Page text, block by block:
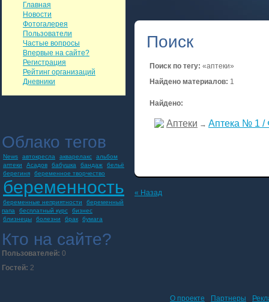
Главная
Новости
Фотогалерея
Пользователи
Частые вопросы
Впервые на сайте?
Регистрация
Рейтинг организаций
Дневники
Облако тегов
News автокресла акварелакс
альбом
аптеки
Асадов бабушка бандаж
бельё
берегиня
беременное творчество
беременность
беременные неприятности
беременный
папа
бесплатный курс
бизнес
близнецы
болезни брак бумага
Кто на сайте?
Пользователей: 0
Гостей: 2
Поиск
Поиск по тегу: «аптеки»
Найдено материалов: 1
Найдено:
Аптеки → Аптека № 1 /
« Назад
О проекте Партнеры